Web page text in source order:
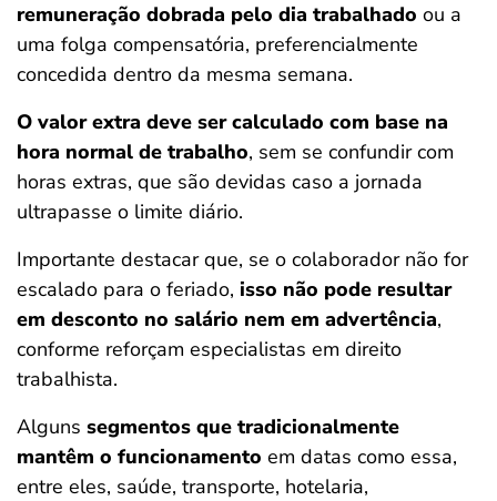
remuneração dobrada pelo dia trabalhado ou a
uma folga compensatória, preferencialmente
concedida dentro da mesma semana.
O valor extra deve ser calculado com base na
hora normal de trabalho, sem se confundir com
horas extras, que são devidas caso a jornada
ultrapasse o limite diário.
Importante destacar que, se o colaborador não for
escalado para o feriado, isso não pode resultar
em desconto no salário nem em advertência,
conforme reforçam especialistas em direito
trabalhista.
Alguns segmentos que tradicionalmente
mantêm o funcionamento em datas como essa,
entre eles, saúde, transporte, hotelaria,